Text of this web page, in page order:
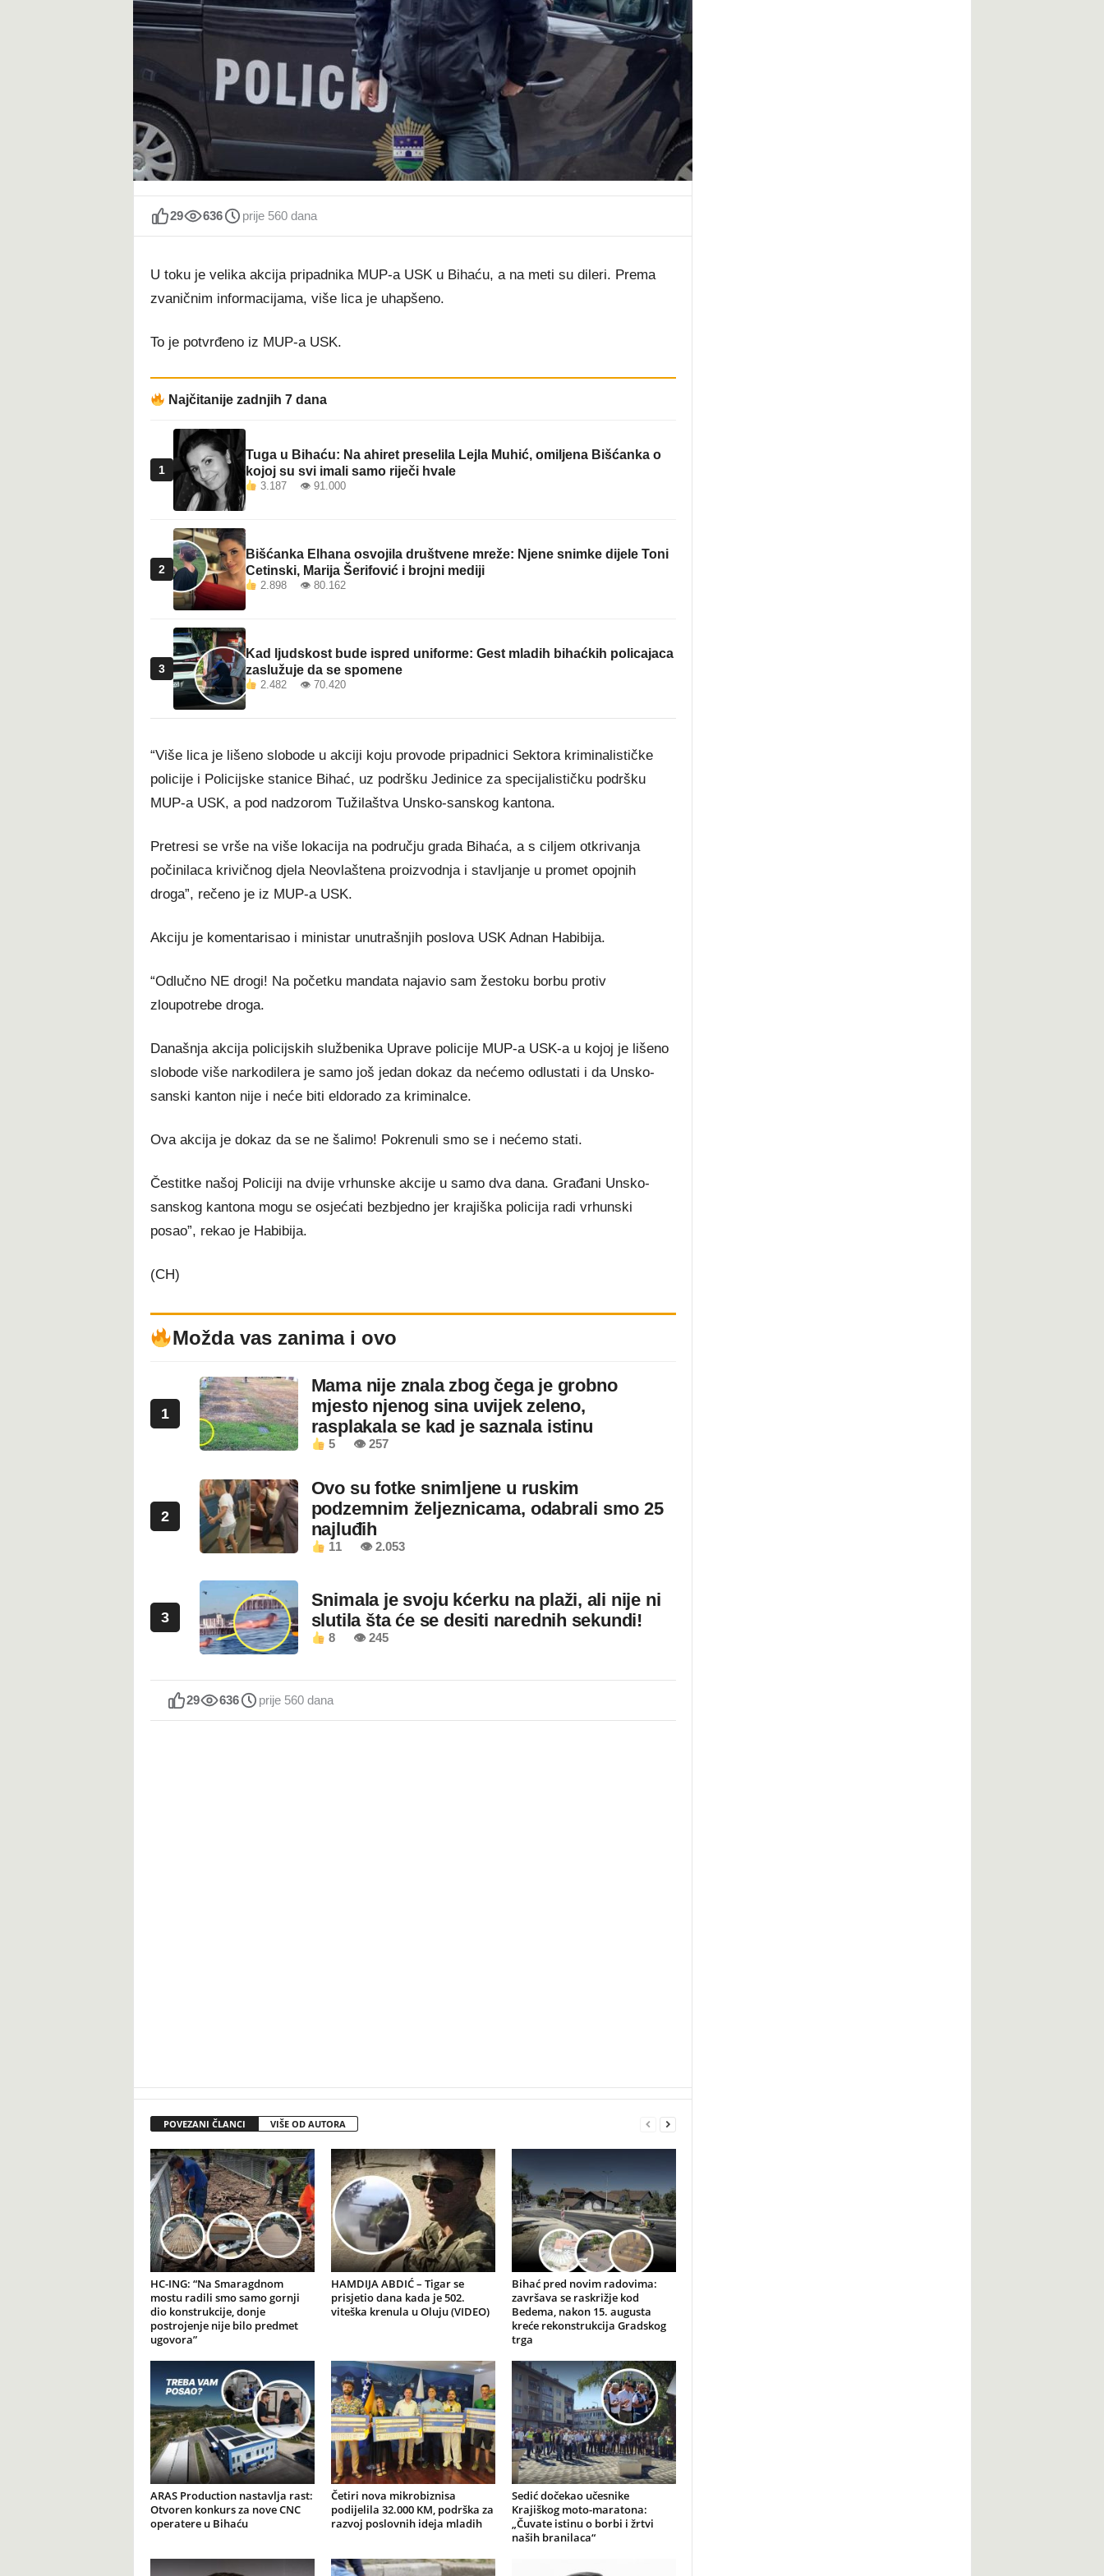
t
29 636 prije 560 dana
U toku je velika akcija pripadnika MUP-a USK u Bihaću, a na meti su dileri. Prema
zvaničnim informacijama, više lica je uhapšeno.
To je potvrđeno iz MUP-a USK.
Najčitanije zadnjih 7 dana
1
Tuga u Bihaću: Na ahiret preselila Lejla Muhić, omiljena Bišćanka o
kojoj su svi imali samo riječi hvale
3.187 👁 91.000
2
Bišćanka Elhana osvojila društvene mreže: Njene snimke dijele Toni
Cetinski, Marija Šerifović i brojni mediji
2.898 👁 80.162
3
Kad ljudskost bude ispred uniforme: Gest mladih bihaćkih policajaca
zaslužuje da se spomene
2.482 👁 70.420
“Više lica je lišeno slobode u akciji koju provode pripadnici Sektora kriminalističke
policije i Policijske stanice Bihać, uz podršku Jedinice za specijalističku podršku
MUP-a USK, a pod nadzorom Tužilaštva Unsko-sanskog kantona.
Pretresi se vrše na više lokacija na području grada Bihaća, a s ciljem otkrivanja
počinilaca krivičnog djela Neovlaštena proizvodnja i stavljanje u promet opojnih
droga”, rečeno je iz MUP-a USK.
Akciju je komentarisao i ministar unutrašnjih poslova USK Adnan Habibija.
“Odlučno NE drogi! Na početku mandata najavio sam žestoku borbu protiv
zloupotrebe droga.
Današnja akcija policijskih službenika Uprave policije MUP-a USK-a u kojoj je lišeno
slobode više narkodilera je samo još jedan dokaz da nećemo odlustati i da Unsko-
sanski kanton nije i neće biti eldorado za kriminalce.
Ova akcija je dokaz da se ne šalimo! Pokrenuli smo se i nećemo stati.
Čestitke našoj Policiji na dvije vrhunske akcije u samo dva dana. Građani Unsko-
sanskog kantona mogu se osjećati bezbjedno jer krajiška policija radi vrhunski
posao”, rekao je Habibija.
(CH)
Možda vas zanima i ovo
1
Mama nije znala zbog čega je grobno
mjesto njenog sina uvijek zeleno,
rasplakala se kad je saznala istinu
5 👁 257
2
Ovo su fotke snimljene u ruskim
podzemnim željeznicama, odabrali smo 25
najluđih
11 👁 2.053
3
Snimala je svoju kćerku na plaži, ali nije ni
slutila šta će se desiti narednih sekundi!
8 👁 245
29 636 prije 560 dana
POVEZANI ČLANCI VIŠE OD AUTORA
HC-ING: “Na Smaragdnom
mostu radili smo samo gornji
dio konstrukcije, donje
postrojenje nije bilo predmet
ugovora”
HAMDIJA ABDIĆ – Tigar se
prisjetio dana kada je 502.
viteška krenula u Oluju (VIDEO)
Bihać pred novim radovima:
završava se raskrižje kod
Bedema, nakon 15. augusta
kreće rekonstrukcija Gradskog
trga
ARAS Production nastavlja rast:
Otvoren konkurs za nove CNC
operatere u Bihaću
Četiri nova mikrobiznisa
podijelila 32.000 KM, podrška za
razvoj poslovnih ideja mladih
Sedić dočekao učesnike
Krajiškog moto-maratona:
„Čuvate istinu o borbi i žrtvi
naših branilaca“